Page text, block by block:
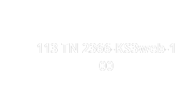
113 TN 2366-KS3web-1
00